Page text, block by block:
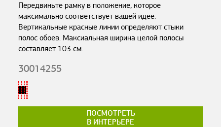
Передвиньте рамку в положение, которое
максимально соответствует вашей идее.
Вертикальные красные линии определяют стыки
полос обоев. Максиальная ширина целой полосы
составляет 103 см.
30014255
ПОСМОТРЕТЬ
В ИНТЕРЬЕРЕ